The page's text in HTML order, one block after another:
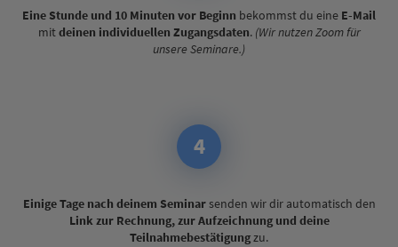
Eine Stunde und 10 Minuten vor Beginn bekommst du eine E-Mail
mitdeinen individuellen Zugangsdaten. (Wir nutzen Zoom für
unsere Seminare.)
4
Einige Tage nach deinem Seminarsenden wir dir automatisch den
Link zur Rechnung, zur Aufzeichnung und deine
Teilnahmebestätigungzu.